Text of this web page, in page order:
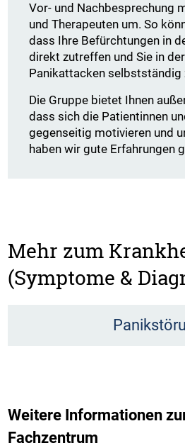
Vor- und Nachbesprechung
und Therapeuten um. So
dass Ihre Befürchtungen in
direkt zutreffen und Sie in
Panikattacken selbstständig
Die Gruppe bietet Ihnen
dass sich die Patientinnen
gegenseitig motivieren und
haben wir gute Erfahrungen
Mehr zum
(Symptome &
Weitere Informationen
Fachzentrum